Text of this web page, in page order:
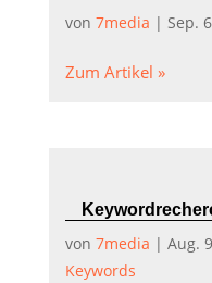
von 7media | Sep.
Zum Artikel »
von 7media | Aug.
Keywords